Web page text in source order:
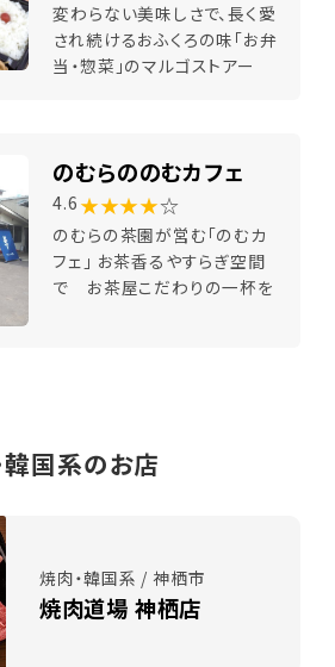
変わらない美味しさで、長く愛
され続けるおふくろの味「お弁
当・惣菜」のマルゴストアー
のむらののむカフェ
4.6 ★★★★☆
のむらの茶園が営む「のむカ
フェ」 お茶香るやすらぎ空間
で お茶屋こだわりの一杯を
国系のお店
焼肉・韓国系 / 神栖市
焼肉道場 神栖店